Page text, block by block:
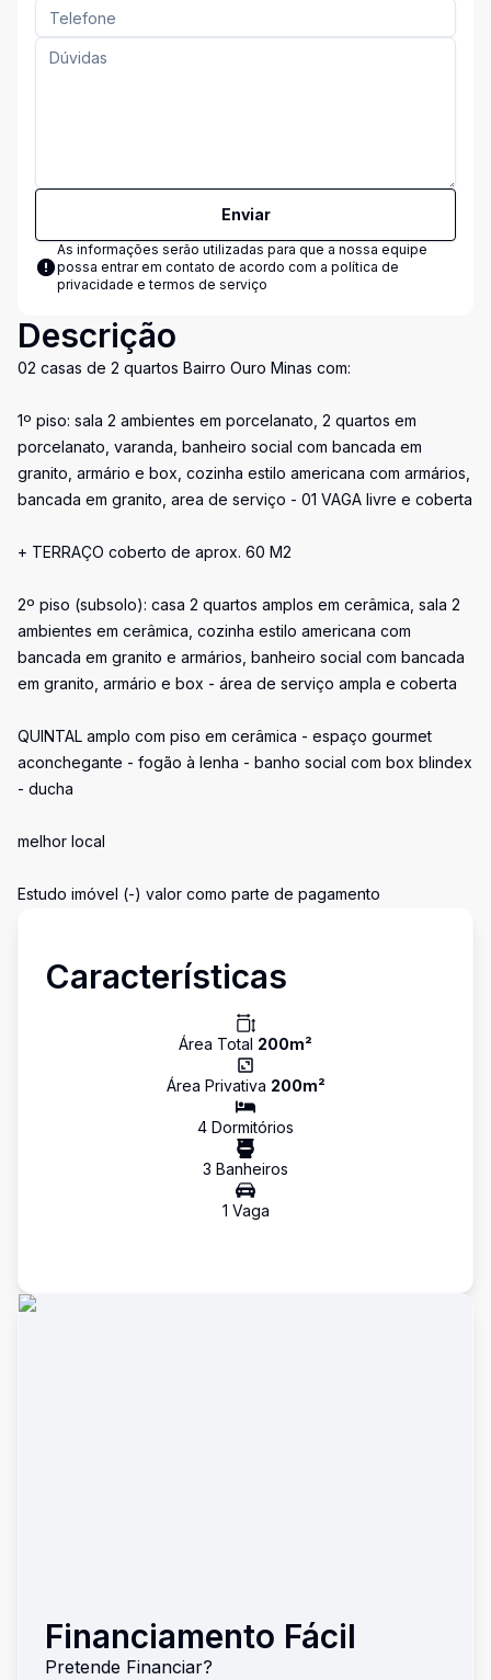
Enviar
As informações serão utilizadas para que a nossa equipe
possa entrar em contato de acordo com a política de
privacidade e termos de serviço
Descrição
02 casas de 2 quartos Bairro Ouro Minas com:
1º piso: sala 2 ambientes em porcelanato, 2 quartos em
porcelanato, varanda, banheiro social com bancada em
granito, armário e box, cozinha estilo americana com armários,
bancada em granito, area de serviço - 01 VAGA livre e coberta
+ TERRAÇO coberto de aprox. 60 M2
2º piso (subsolo): casa 2 quartos amplos em cerâmica, sala 2
ambientes em cerâmica, cozinha estilo americana com
bancada em granito e armários, banheiro social com bancada
em granito, armário e box - área de serviço ampla e coberta
QUINTAL amplo com piso em cerâmica - espaço gourmet
aconchegante - fogão à lenha - banho social com box blindex
- ducha
melhor local
Estudo imóvel (-) valor como parte de pagamento
Características
Área Total 200m²
Área Privativa 200m²
4 Dormitórios
3 Banheiros
1 Vaga
Financiamento Fácil
Pretende Financiar?